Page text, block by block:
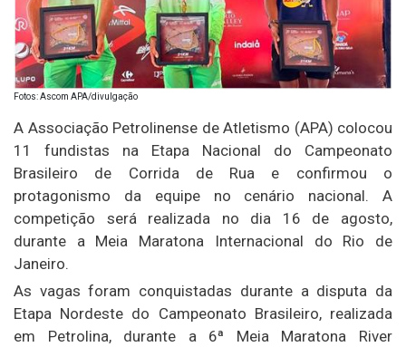
Fotos: Ascom APA/divulgação
A Associação Petrolinense de Atletismo (APA) colocou
11 fundistas na Etapa Nacional do Campeonato
Brasileiro de Corrida de Rua e confirmou o
protagonismo da equipe no cenário nacional. A
competição será realizada no dia 16 de agosto,
durante a Meia Maratona Internacional do Rio de
Janeiro.
As vagas foram conquistadas durante a disputa da
Etapa Nordeste do Campeonato Brasileiro, realizada
em Petrolina, durante a 6ª Meia Maratona River